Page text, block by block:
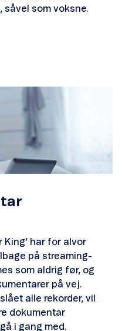
såvel som voksne.
King’ har for alvor
på streaming-
som aldrig før, og
på vej.
alle rekorder, vil
dokumentar
i gang med.